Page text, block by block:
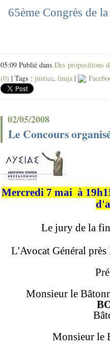
65ème Congrès de
05:09 Publié dans Des propositions
(0) | Tags : justice, fnuja |
02/05/2008
Le Concours
Mercredi 7 mai à
Le jury de la
L'Avocat Général
Monsieur le
Monsieur le